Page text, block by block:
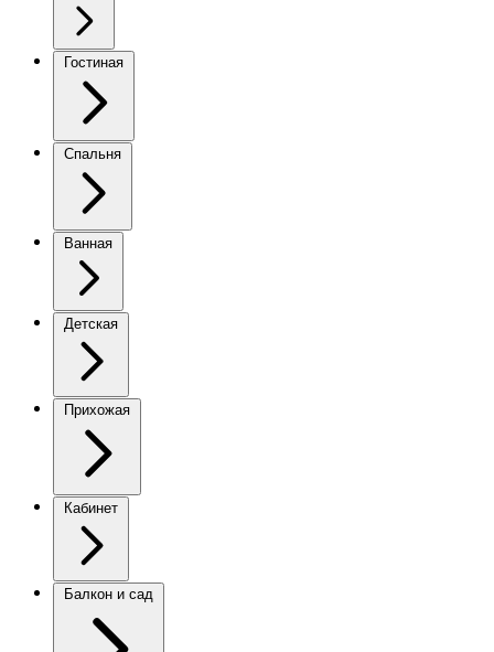
Гостиная
Спальня
Ванная
Детская
Прихожая
Кабинет
Балкон и сад